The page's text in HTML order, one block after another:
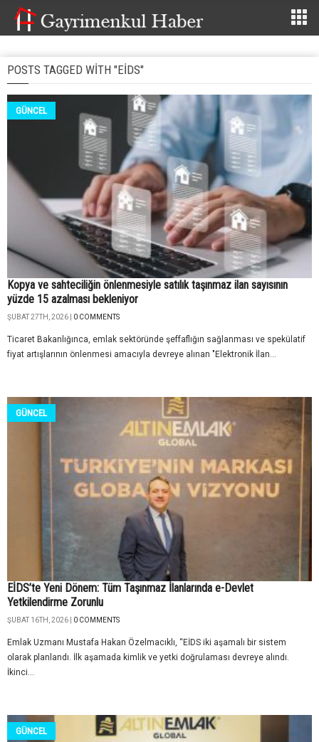
POSTS TAGGED WITH "EİDS"
GÜNCEL
Kopya ve sahteciliğin önlenmesiyle satılık taşınmaz ilan sayısının
yüzde 15 azalması bekleniyor
ŞUBAT 27TH, 2026 | 0 COMMENTS
Ticaret Bakanlığınca, emlak sektöründe şeffaflığın sağlanması ve spekülatif
fiyat artışlarının önlenmesi amacıyla devreye alınan "Elektronik İlan...
GÜNCEL
EİDS’te Yeni Dönem: Tüm Taşınmaz İlanlarında e-Devlet
Yetkilendirme Zorunlu
ŞUBAT 16TH, 2026 | 0 COMMENTS
Emlak Uzmanı Mustafa Hakan Özelmacıklı, “EİDS iki aşamalı bir sistem
olarak planlandı. İlk aşamada kimlik ve yetki doğrulaması devreye alındı.
İkinci...
GÜNCEL